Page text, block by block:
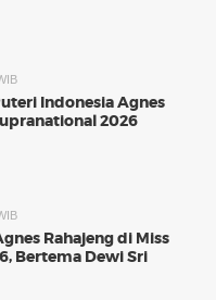
Indonesia Agnes
2026
Rahajeng di Miss
Bertema Dewi Sri